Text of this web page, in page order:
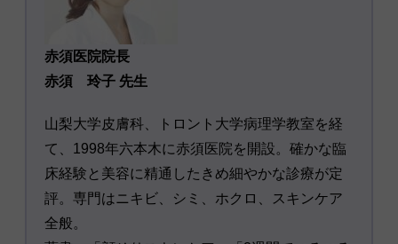
赤須医院院長
赤須 玲子 先生
山梨大学皮膚科、トロント大学病理学教室を経
て、1998年六本木に赤須医院を開設。確かな臨
床経験と美容に精通したきめ細やかな診療が定
評。専門はニキビ、シミ、ホクロ、スキンケア
全般。